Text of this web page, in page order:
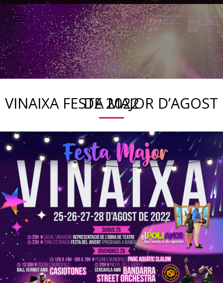
VINAIXA FESTA MAJOR D’AGOST DE 2022